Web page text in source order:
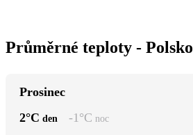
Průměrné teploty - Polsko
Prosinec
2°C den -1 °C noc